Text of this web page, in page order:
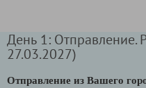
День 1: Отправление.
27.03.2027)
Отправление из Вашего